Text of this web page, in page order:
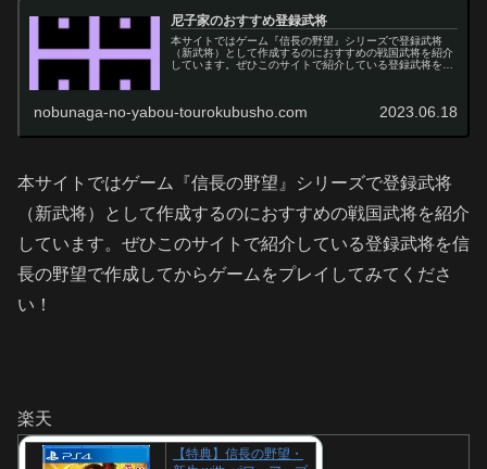
尼子家のおすすめ登録武将
本サイトではゲーム『信長の野望』シリーズで登録武将
（新武将）として作成するのにおすすめの戦国武将を紹介
しています。ぜひこのサイトで紹介している登録武将を信
nobunaga-no-yabou-tourokubusho.com 2023.06.18
本サイトではゲーム『信長の野望』シリーズで登録武将
（新武将）として作成するのにおすすめの戦国武将を紹介
しています。ぜひこのサイトで紹介している登録武将を信
長の野望で作成してからゲームをプレイしてみてくださ
い！
楽天
【特典】信長の野望・